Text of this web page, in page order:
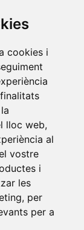
cookies i
lloc web,
al
vostre
i
les
, per
per a
d'Alacant
de
•Universitat
Girona •
Universitat
Jaume I
Hernández
•Universitat
de